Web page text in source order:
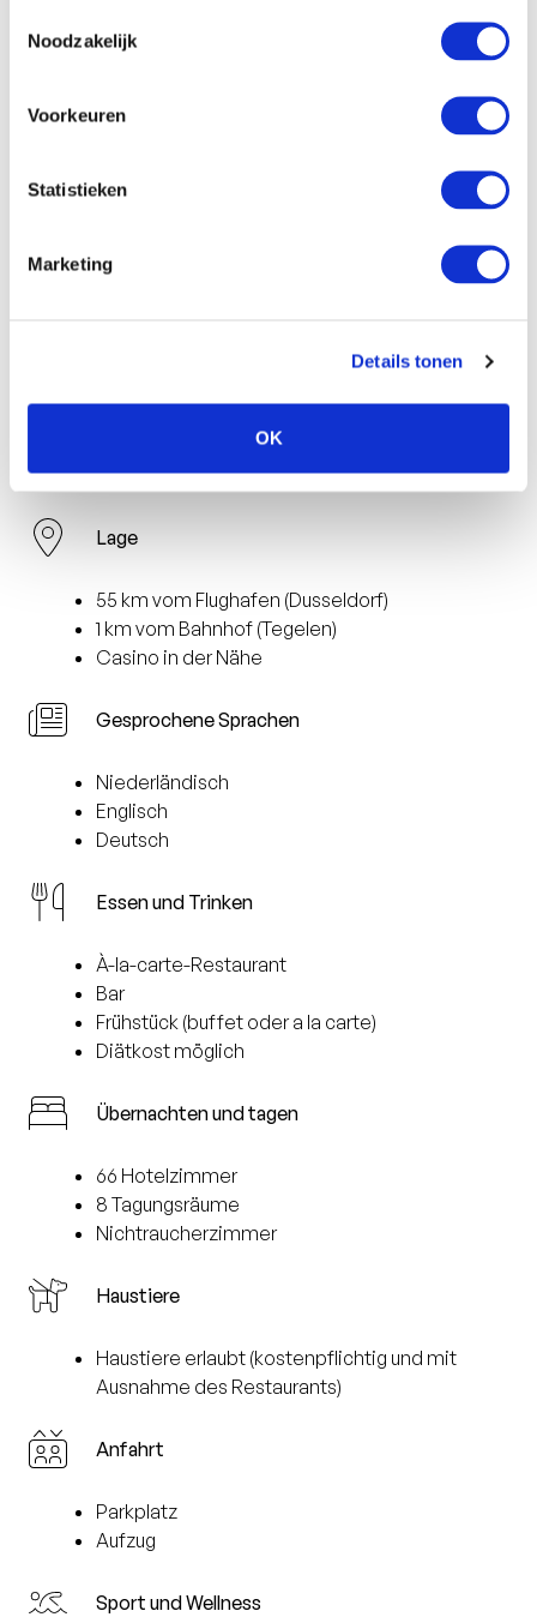
Noodzakelijk
Voorkeuren
Statistieken
Marketing
Details tonen
OK
Kaffee-/Teekocher
Föhn
Gepäckaufbewahrung
Lage
55 km vom Flughafen (Dusseldorf)
1 km vom Bahnhof (Tegelen)
Casino in der Nähe
Gesprochene Sprachen
Niederländisch
Englisch
Deutsch
Essen und Trinken
À-la-carte-Restaurant
Bar
Frühstück (buffet oder a la carte)
Diätkost möglich
Übernachten und tagen
66 Hotelzimmer
8 Tagungsräume
Nichtraucherzimmer
Haustiere
Haustiere erlaubt (kostenpflichtig und mit
Ausnahme des Restaurants)
Anfahrt
Parkplatz
Aufzug
Sport und Wellness